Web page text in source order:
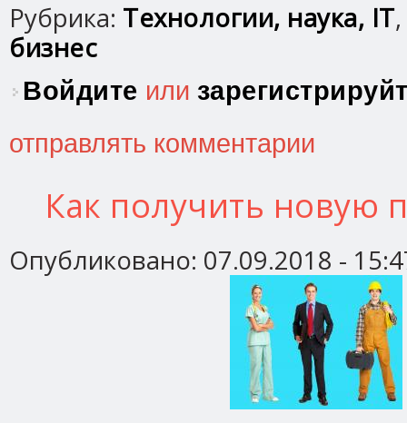
Рубрика: Технологии, наука, IT,
бизнес
Войдите или
отправлять комментарии
Как получить новую
Опубликовано: 07.09.2018 -